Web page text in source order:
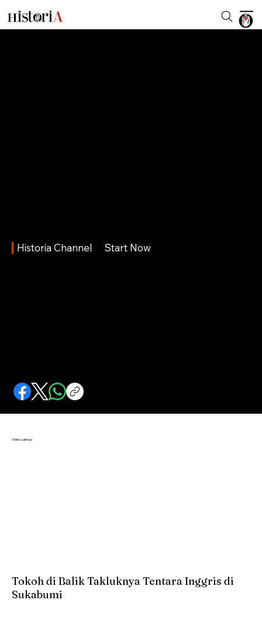
Historia Channel Start Now
Video Lainnya
Tokoh di Balik Takluknya Tentara Inggris di
Sukabumi